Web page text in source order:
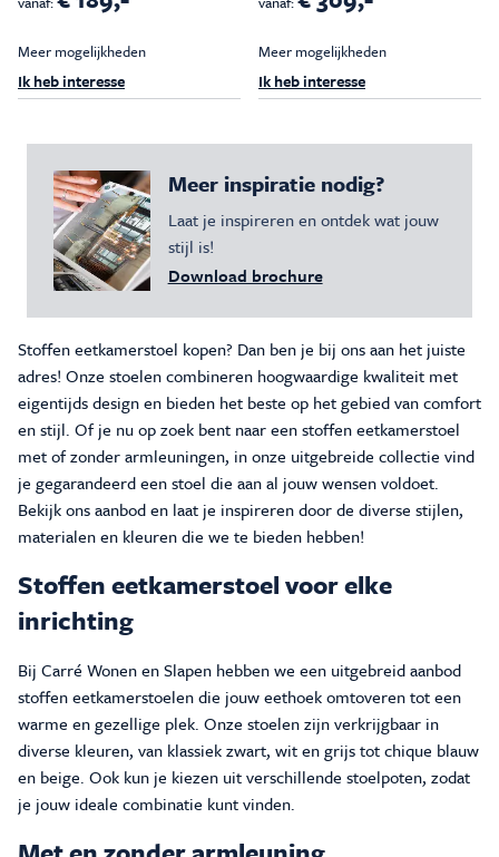
Meer mogelijkheden
Ik heb interesse
Meer mogelijkheden
Ik heb interesse
Meer inspiratie nodig?
Laat je inspireren en ontdek wat jouw
stijl is!
Download brochure
Stoffen eetkamerstoel kopen? Dan ben je bij ons aan het juiste
adres! Onze stoelen combineren hoogwaardige kwaliteit met
eigentijds design en bieden het beste op het gebied van comfort
en stijl. Of je nu op zoek bent naar een stoffen eetkamerstoel
met of zonder armleuningen, in onze uitgebreide collectie vind
je gegarandeerd een stoel die aan al jouw wensen voldoet.
Bekijk ons aanbod en laat je inspireren door de diverse stijlen,
materialen en kleuren die we te bieden hebben!
Stoffen eetkamerstoel voor elke
inrichting
Bij Carré Wonen en Slapen hebben we een uitgebreid aanbod
stoffen eetkamerstoelen die jouw eethoek omtoveren tot een
warme en gezellige plek. Onze stoelen zijn verkrijgbaar in
diverse kleuren, van klassiek zwart, wit en grijs tot chique blauw
en beige. Ook kun je kiezen uit verschillende stoelpoten, zodat
je jouw ideale combinatie kunt vinden.